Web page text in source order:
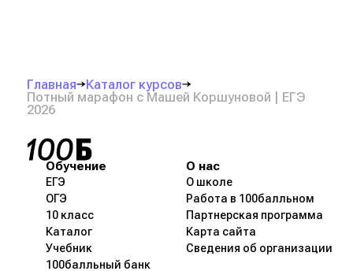
Главная
Каталог курсов
Потный марафон с Машей Коршуновой | ЕГЭ
2026
Обучение
ЕГЭ
ОГЭ
10 класс
Каталог
Учебник
100балльный банк
О нас
О школе
Работа в 100балльном
Партнерская программа
Карта сайта
Сведения об организации